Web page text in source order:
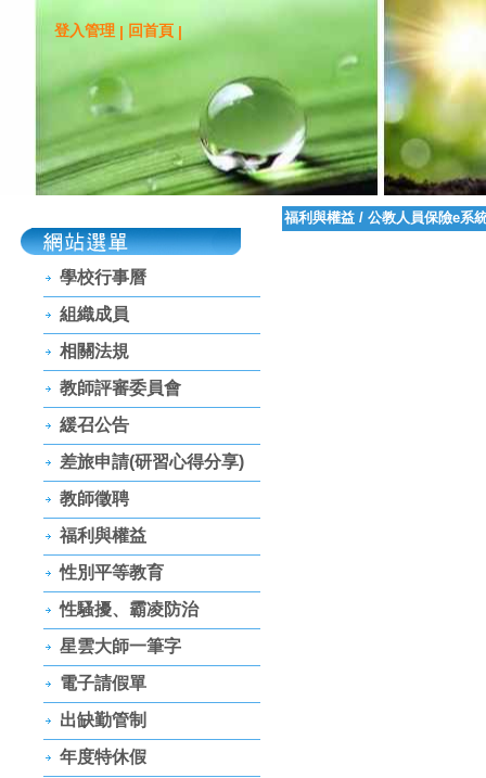
登入管理 | 回首頁 |
學校行事曆
組織成員
相關法規
教師評審委員會
緩召公告
差旅申請(研習心得分享)
教師徵聘
福利與權益
性別平等教育
性騷擾、霸凌防治
星雲大師一筆字
電子請假單
出缺勤管制
年度特休假
福利與權益 / 公教人員保險e系